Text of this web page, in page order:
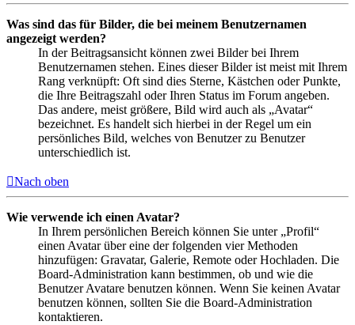
Was sind das für Bilder, die bei meinem Benutzernamen
angezeigt werden?
In der Beitragsansicht können zwei Bilder bei Ihrem
Benutzernamen stehen. Eines dieser Bilder ist meist mit Ihrem
Rang verknüpft: Oft sind dies Sterne, Kästchen oder Punkte,
die Ihre Beitragszahl oder Ihren Status im Forum angeben.
Das andere, meist größere, Bild wird auch als „Avatar“
bezeichnet. Es handelt sich hierbei in der Regel um ein
persönliches Bild, welches von Benutzer zu Benutzer
unterschiedlich ist.
Nach oben
Wie verwende ich einen Avatar?
In Ihrem persönlichen Bereich können Sie unter „Profil“
einen Avatar über eine der folgenden vier Methoden
hinzufügen: Gravatar, Galerie, Remote oder Hochladen. Die
Board-Administration kann bestimmen, ob und wie die
Benutzer Avatare benutzen können. Wenn Sie keinen Avatar
benutzen können, sollten Sie die Board-Administration
kontaktieren.